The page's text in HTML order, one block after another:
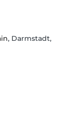
, Darmstadt,